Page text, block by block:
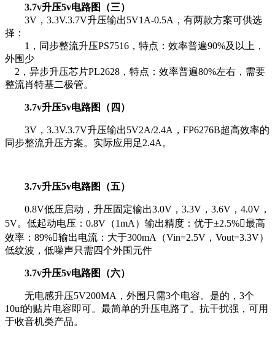
3.7v升压5v电路图（三）
3V，3.3V.3.7V升压输出5V1A-0.5A，有两款方案可供选
择：
1，同步整流升压PS7516，特点：效率普遍90%及以上，
外围少
2，异步升压芯片PL2628，特点：效率普遍80%左右，需要
整流肖特基二极管。
3.7v升压5v电路图（四）
3V，3.3V.3.7V升压输出5V2A/2.4A，FP6276B超高效率的
同步整流升压方案。实际应用足2.4A。
3.7v升压5v电路图（五）
0.8V低压启动，升压固定输出3.0V，3.3V，3.6V，4.0V，
5V。低起动电压：0.8V（1mA）输出精度：优于±2.5%最高
效率：89%输出电流：大于300mA（Vin=2.5V，Vout=3.3V）
低纹波，低噪声只需四个外围元件
3.7v升压5v电路图（六）
无电感升压5V200MA，外围只需3个电容。是的，3个
10uf的贴片电容即可。最简单的升压电路了。抗干扰强，可用
于收音机类产品。